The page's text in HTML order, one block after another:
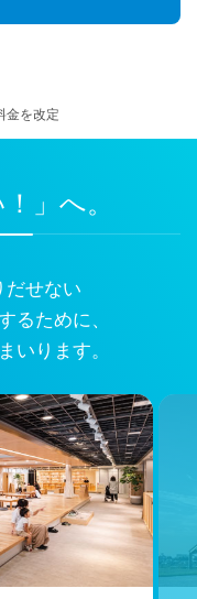
金を改定
」へ。
だせない
るために、
いります。